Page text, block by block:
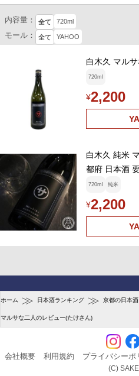
内容量： 全て 720ml
モール： 全て YAHOO
白木久 マル
720ml
¥2,200
白木久 純米
都府 日本酒
720ml 純米
¥2,200
ホーム ≫ 日本酒ランキング ≫ 京都の日本酒
マルサな二人のレビュー(たけさん)
会社概要 利用規約 プライバシーポ
(C)